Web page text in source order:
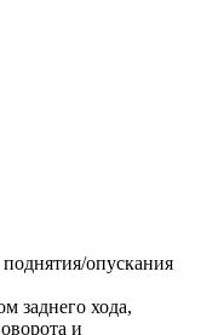
опускания
заднего хода,
и